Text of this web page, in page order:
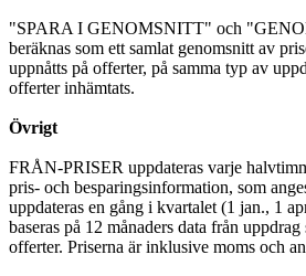
"SPARA I GENOMSNITT" och
beräknas som ett samlat genomsnitt av
uppnåtts på offerter, på samma typ av
offerter inhämtats.
Övrigt
FRÅN-PRISER uppdateras varje
pris- och besparingsinformation, som
uppdateras en gång i kvartalet (1 jan., 1
baseras på 12 månaders data från
offerter. Priserna är inklusive moms och